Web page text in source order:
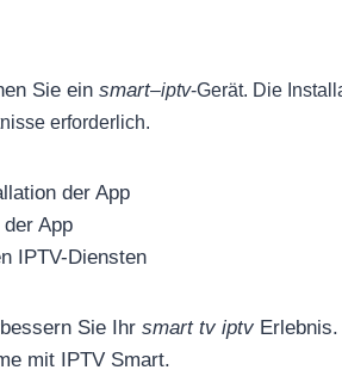
Sie ein smart–iptv-Gerät. Die
erforderlich.
der App
App
IPTV-Diensten
Sie Ihr smart tv iptv
mit IPTV Smart.